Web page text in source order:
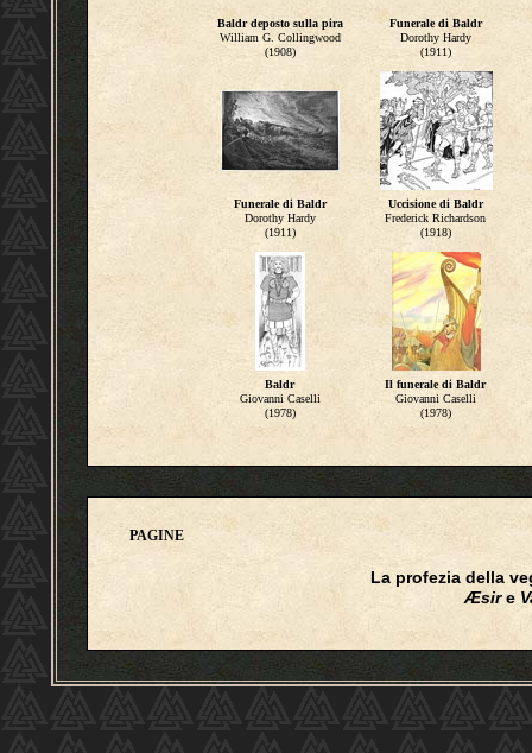
Baldr deposto sulla pira
William G. Collingwood
(1908)
Funerale di Baldr
Dorothy Hardy
(1911)
Funerale di Baldr
Dorothy Hardy
(1911)
Uccisione di Baldr
Frederick Richardson
(1918)
Baldr
Giovanni Caselli
(1978)
Il funerale di Baldr
Giovanni Caselli
(1978)
PAGINE
La profezia della
Æsire